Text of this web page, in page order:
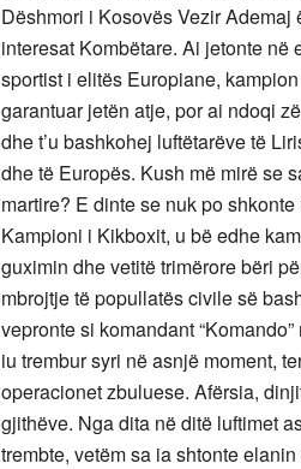
Dëshmori i Kosovës Vezir
interesat Kombëtare. Ai jetonte në
sportist i elitës Europiane,
garantuar jetën atje, por ai ndoqi
dhe t’u bashkohej luftëtarëve të
dhe të Europës. Kush më mirë se
martire? E dinte se nuk po
Kampioni i Kikboxit, u bë edhe
guximin dhe vetitë trimërore bëri
mbrojtje të popullatës civile së
vepronte si komandant
iu trembur syri në asnjë moment,
operacionet zbuluese. Afërsia,
gjithëve. Nga dita në ditë luftimet
trembte, vetëm sa ia shtonte